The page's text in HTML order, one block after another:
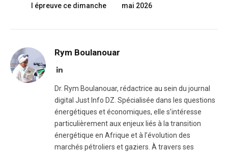
l épreuve ce dimanche
mai 2026
Rym Boulanouar
LinkedIn
Dr. Rym Boulanouar, rédactrice au sein du journal
digital Just Info DZ. Spécialisée dans les questions
énergétiques et économiques, elle s’intéresse
particulièrement aux enjeux liés à la transition
énergétique en Afrique et à l’évolution des
marchés pétroliers et gaziers. À travers ses